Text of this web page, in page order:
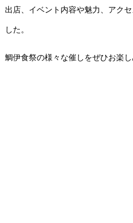
出店、イベント内容や魅力、アク
した。
鯛伊食祭の様々な催しをぜひお楽し